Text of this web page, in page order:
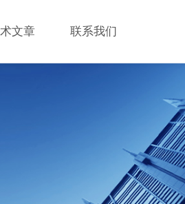
文章 联系我们